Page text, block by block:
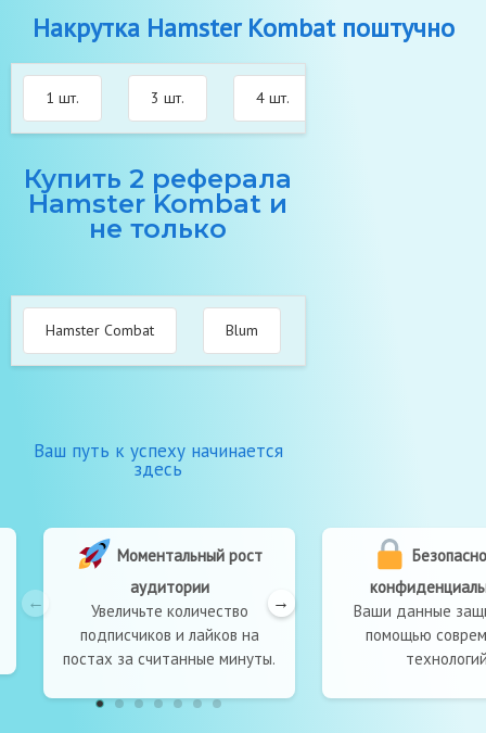
Накрутка Hamster Kombat поштучно
1 шт. 3 шт. 4 шт.
Купить 2 реферала
Hamster Kombat и
не только
Hamster Combat Blum
Ваш путь к успеху начинается
здесь
Моментальный рост
аудитории
Увеличьте количество
подписчиков и лайков на
постах за считанные минуты.
Ваши данные
помощью
технологий.